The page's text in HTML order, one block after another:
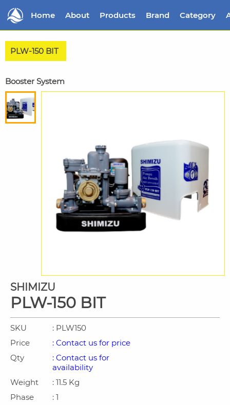
Home About Products Brand Category
PLW-150 BIT
Booster System
SHIMIZU
PLW-150 BIT
SKU
: PLW150
Price
: Contact us for price
Qty
: Contact us for
availability
Weight
: 11.5 Kg
Phase
: 1